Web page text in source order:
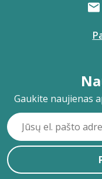
Gaukite naujienas